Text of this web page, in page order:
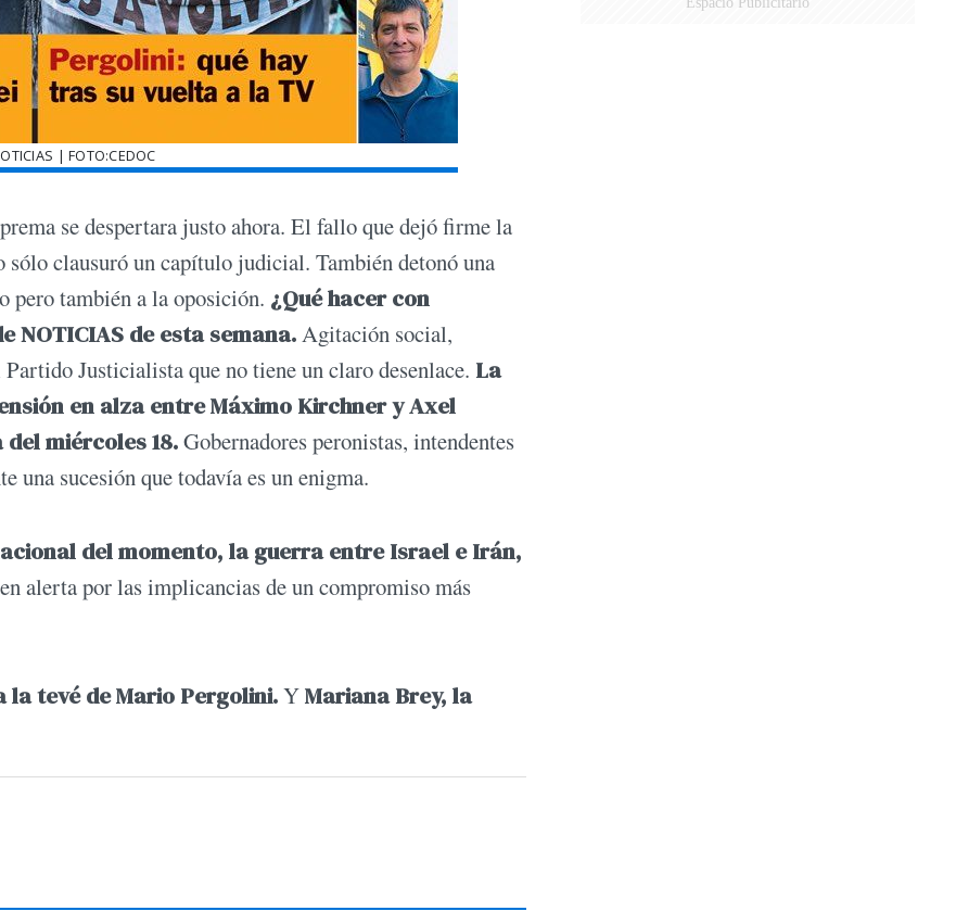
| FOTO:CEDOC
se despertara justo ahora. El fallo que dejó firme la
clausuró un capítulo judicial. También detonó una
pero también a la oposición. ¿Qué hacer con
NOTICIAS de esta semana.Agitación social,
Justicialista que no tiene un claro desenlace. La
en alza entre Máximo Kirchner y Axel
miércoles 18.Gobernadores peronistas, intendentes
una sucesión que todavía es un enigma.
del momento, la guerra entre Israel e Irán,
alerta por las implicancias de un compromiso más
la tevé de Mario Pergolini.YMariana Brey, la